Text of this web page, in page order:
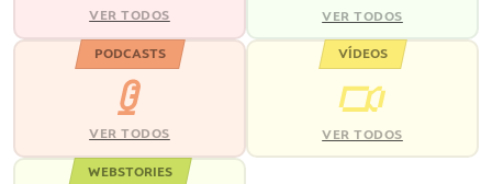
VER TODOS VER TODOS
PODCASTS
VER TODOS
VÍDEOS
VER TODOS
WEBSTORIES